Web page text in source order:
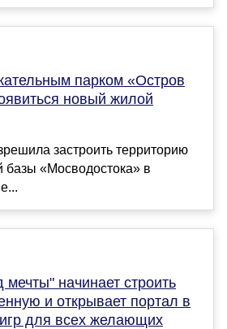
парком «Остров
новый жилой
застроить территорию
базы «Мосводостока» в
начинает строить
и открывает портал в
для всех желающих